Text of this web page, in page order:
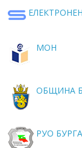
МОН
ОБЩИНА
РУО